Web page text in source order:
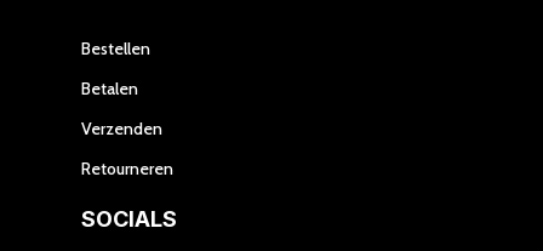
Bestellen
Betalen
Verzenden
Retourneren
SOCIALS